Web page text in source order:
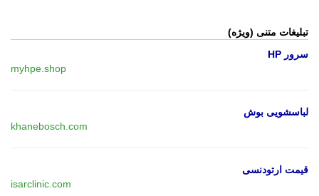
تبلیغات متنی (ویژه)
سرور HP
myhpe.shop
لباسشویی بوش
khanebosch.com
قیمت ارتودنسی
isarclinic.com